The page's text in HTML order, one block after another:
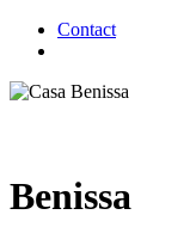
Contact
Benissa